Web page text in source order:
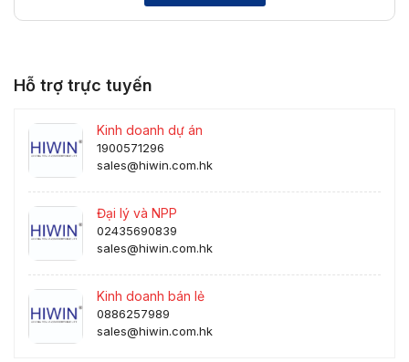
Hỗ trợ trực tuyến
Kinh doanh dự án
1900571296
sales@hiwin.com.hk
Đại lý và NPP
02435690839
sales@hiwin.com.hk
Kinh doanh bán lẻ
0886257989
sales@hiwin.com.hk